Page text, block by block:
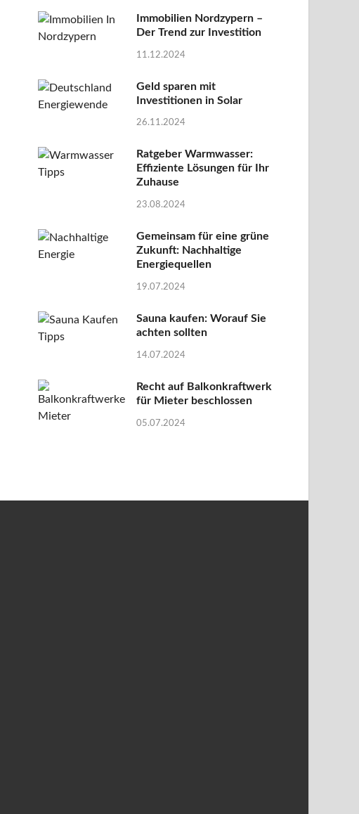
Immobilien Nordzypern –
Der Trend zur Investition
11.12.2024
Geld sparen mit
Investitionen in Solar
26.11.2024
Ratgeber Warmwasser:
Effiziente Lösungen für Ihr
Zuhause
23.08.2024
Gemeinsam für eine grüne
Zukunft: Nachhaltige
Energiequellen
19.07.2024
Sauna kaufen: Worauf Sie
achten sollten
14.07.2024
Recht auf Balkonkraftwerk
für Mieter beschlossen
05.07.2024